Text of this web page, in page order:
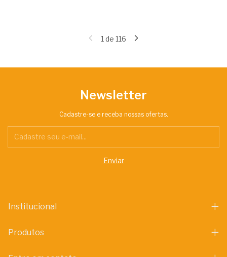
1 de 116
Newsletter
Cadastre-se e receba nossas ofertas.
Institucional
Produtos